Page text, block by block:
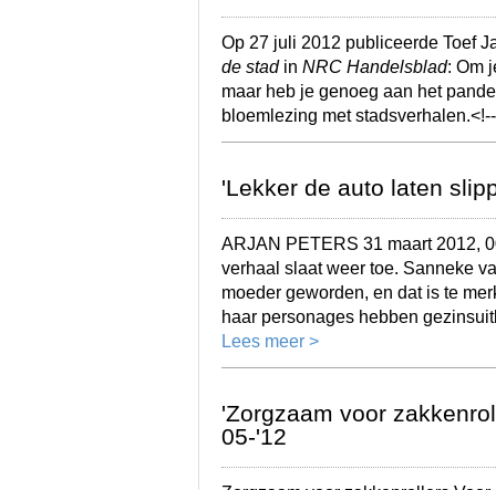
Op 27 juli 2012 publiceerde Toef
de stadin NRC Handelsblad: Om
maar heb je genoeg aan het
bloemlezing met
'Lekker de auto laten
ARJAN PETERS 31 maart 2012,
verhaal slaat weer toe. Sanneke
moeder geworden, en dat is te
haar personages hebben
Lees meer >
'Zorgzaam voor
05-'12